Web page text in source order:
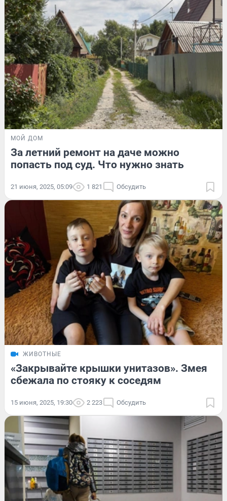
МОЙ ДОМ
За летний ремонт на даче можно
попасть под суд. Что нужно знать
21 июня, 2025, 05:09 1 821 Обсудить
ЖИВОТНЫЕ
«Закрывайте крышки унитазов». Змея
сбежала по стояку к соседям
15 июня, 2025, 19:30 2 223 Обсудить